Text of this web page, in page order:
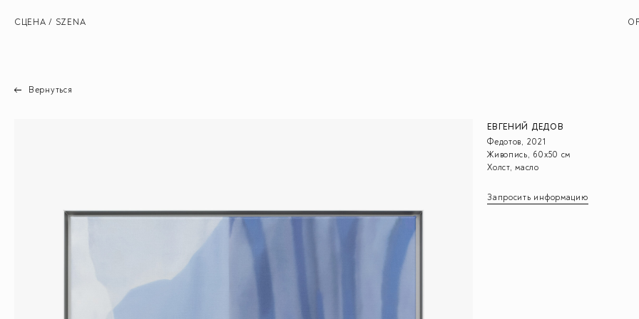
СЦЕНА / SZENA
Вернуться
ЕВГЕНИЙ ДЕДОВ
Федотов, 2021
Живопись, 60х50 см
Холст, масло
Запросить информацию